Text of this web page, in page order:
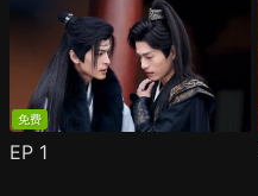
免费
EP 1